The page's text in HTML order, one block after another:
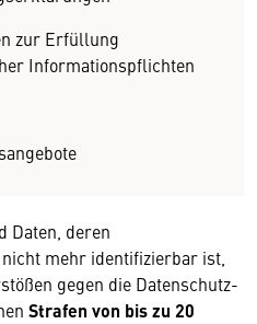
zur Erfüllung
Informationspflichten
Daten, deren
mehr identifizierbar ist,
gegen die Datenschutz-
Strafen von bis zu 20